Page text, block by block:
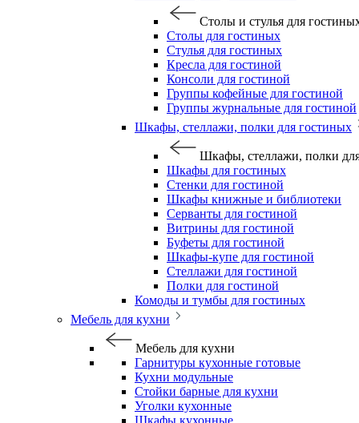
Столы и стулья для
Столы для гостиных
Стулья для гостиных
Кресла для гостиной
Консоли для гостиной
Группы кофейные для гостиной
Группы журнальные для гостиной
Шкафы, стеллажи, полки для гостиных
Шкафы, стеллажи, полки
Шкафы для гостиных
Стенки для гостиной
Шкафы книжные и библиотеки
Серванты для гостиной
Витрины для гостиной
Буфеты для гостиной
Шкафы-купе для гостиной
Стеллажи для гостиной
Полки для гостиной
Комоды и тумбы для гостиных
Мебель для кухни
Мебель для кухни
Гарнитуры кухонные готовые
Кухни модульные
Стойки барные для кухни
Уголки кухонные
Шкафы кухонные